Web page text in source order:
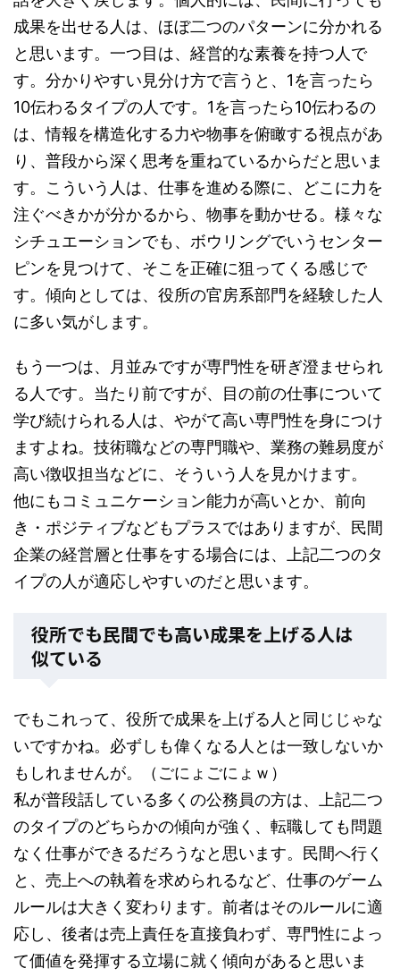
成果を出せる人は、ほぼ二つのパターンに分かれる
と思います。一つ目は、経営的な素養を持つ人で
す。分かりやすい見分け方で言うと、1を言ったら
10伝わるタイプの人です。1を言ったら10伝わるの
は、情報を構造化する力や物事を俯瞰する視点があ
り、普段から深く思考を重ねているからだと思いま
す。こういう人は、仕事を進める際に、どこに力を
注ぐべきかが分かるから、物事を動かせる。様々な
シチュエーションでも、ボウリングでいうセンター
ピンを見つけて、そこを正確に狙ってくる感じで
す。傾向としては、役所の官房系部門を経験した人
に多い気がします。
もう一つは、月並みですが専門性を研ぎ澄ませられ
る人です。当たり前ですが、目の前の仕事について
学び続けられる人は、やがて高い専門性を身につけ
ますよね。技術職などの専門職や、業務の難易度が
高い徴収担当などに、そういう人を見かけます。
他にもコミュニケーション能力が高いとか、前向
き・ポジティブなどもプラスではありますが、民間
企業の経営層と仕事をする場合には、上記二つのタ
イプの人が適応しやすいのだと思います。
役所でも民間でも高い成果を上げる人は
似ている
でもこれって、役所で成果を上げる人と同じじゃな
いですかね。必ずしも偉くなる人とは一致しないか
もしれませんが。（ごにょごにょｗ）
私が普段話している多くの公務員の方は、上記二つ
のタイプのどちらかの傾向が強く、転職しても問題
なく仕事ができるだろうなと思います。民間へ行く
と、売上への執着を求められるなど、仕事のゲーム
ルールは大きく変わります。前者はそのルールに適
応し、後者は売上責任を直接負わず、専門性によっ
て価値を発揮する立場に就く傾向があると思いま